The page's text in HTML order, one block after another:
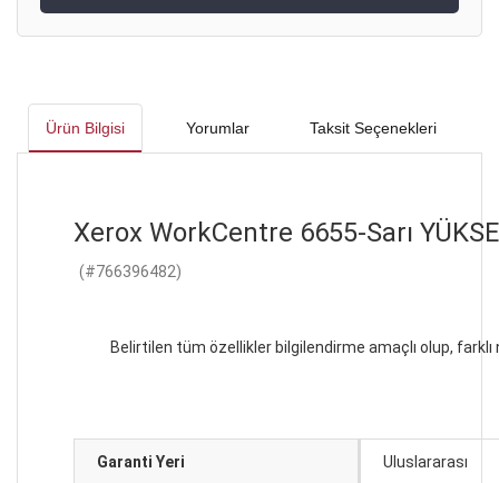
Ürün Bilgisi Yorumlar Taksit Seçenekleri
Xerox WorkCentre 6655-Sarı
(#766396482)
Belirtilen tüm özellikler bilgilendirme amaçlı olup,
Garanti Yeri Uluslararası